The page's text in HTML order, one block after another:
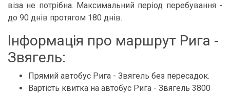
віза не потрібна. Максимальний період перебування -
до 90 днів протягом 180 днів.
Інформація про маршрут Рига -
Звягель:
Прямий автобус Рига - Звягель без пересадок.
Вартість квитка на автобус Рига - Звягель 3800